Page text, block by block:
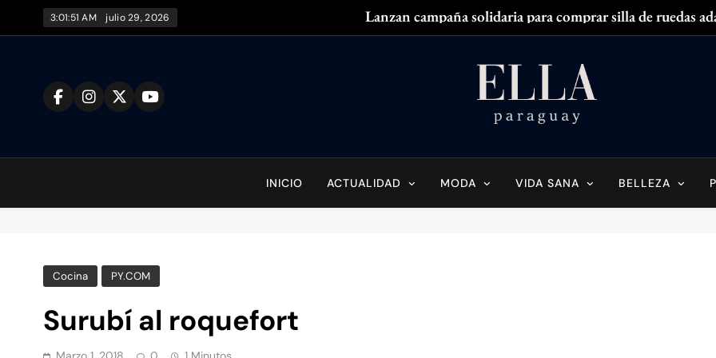
3:01:52 AM julio 29, 2026
Lanzan campaña solidaria para comprar silla de ruedas
Zendaya
Ella Paraguay
INICIO ACTUALIDAD MODA VIDA SANA BELLEZA
Cocina PY.COM
Surubí al roquefort